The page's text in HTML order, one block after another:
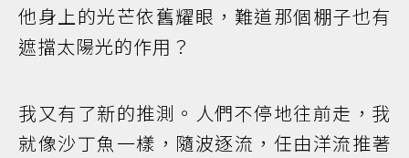
他身上的光芒依舊耀眼，難道那個棚子也有
遮擋太陽光的作用？
我又有了新的推測。人們不停地往前走，我
就像沙丁魚一樣，隨波逐流，任由洋流推著